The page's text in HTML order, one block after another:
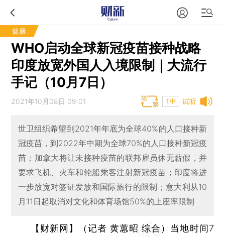
健康
WHO启动全球新冠疫苗接种战略
印度放宽外国人入境限制｜大流行
手记（10月7日）
试听
2021年10月08日 09:01 T中
世卫组织希望到2021年年底为全球40%的人口接种新
冠疫苗，到2022年中期为全球70%的人口接种新冠疫
苗；加拿大将让未接种疫苗的联邦雇员休无薪假，并
要求飞机、火车和轮船乘客注射新冠疫苗；印度将进
一步放宽对签证发放和国际旅行的限制；意大利从10
月11日起取消对文化和体育场馆50%的上座率限制
【财新网】（记者 黄蕙昭 综合） 当地时间7